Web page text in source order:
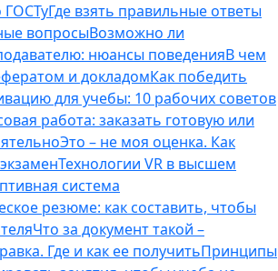
ГОСТуГде взять правильные ответы
вопросыВозможно ли
нюансы поведенияВ чем
и докладомКак победить
для учебы: 10 рабочих советов
работа: заказать готовую или
Это – не моя оценка. Как
Технологии VR в высшем
система
резюме: как составить, чтобы
Что за документ такой –
Где и как ее получитьПринципы